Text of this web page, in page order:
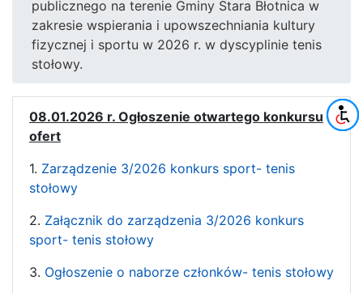
publicznego na terenie Gminy Stara Błotnica w
zakresie wspierania i upowszechniania kultury
fizycznej i sportu w 2026 r. w dyscyplinie tenis
stołowy.
08.01.2026 r. Ogłoszenie otwartego konkursu
ofert
1. Zarządzenie 3/2026 konkurs sport- tenis
stołowy
2. Załącznik do zarządzenia 3/2026 konkurs
sport- tenis stołowy
3. Ogłoszenie o naborze członków- tenis stołowy